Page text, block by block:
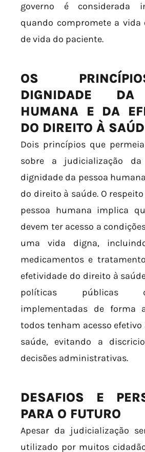
governo é considerada
quando compromete a vida
de vida do paciente.
OS
DIGNIDADE DA
HUMANA E DA
DO DIREITO À
Dois princípios que
sobre a judicialização
dignidade da pessoa
do direito à saúde. O
pessoa humana implica
devem ter acesso a
uma vida digna,
medicamentos e
efetividade do direito à
políticas públicas
implementadas de forma
todos tenham acesso efetivo
saúde, evitando a
decisões administrativas.
DESAFIOS E
PARA O FUTURO
Apesar da judicialização
utilizado por muitos